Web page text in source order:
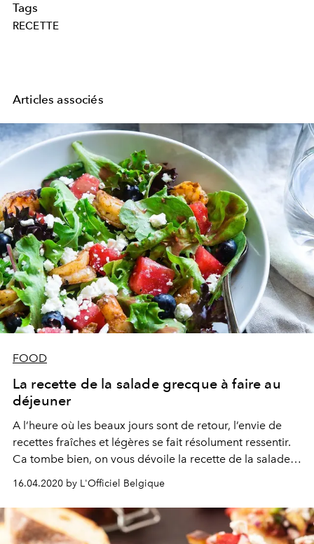
Tags
RECETTE
Articles associés
FOOD
La recette de la salade grecque à faire au
déjeuner
A l’heure où les beaux jours sont de retour, l’envie de
recettes fraîches et légères se fait résolument ressentir.
Ca tombe bien, on vous dévoile la recette de la salade
grecque de L’Usine, notre salle de sport fétiche à
16.04.2020 by L'Officiel Belgique